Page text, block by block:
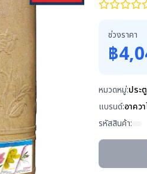
ช่วงราคา
฿
หมวดหมู่:ประ
แบรนด์:อาคว
รหัสสินค้า: